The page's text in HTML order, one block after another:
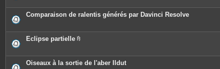
Comparaison de ralentis générés par Davinci Resolve
Eclipse partielle
è
c
Oiseaux à la sortie de l'aber Ildut